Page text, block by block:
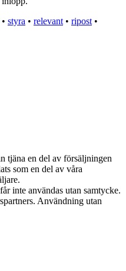
• styra • relevant • ripost •
tjäna en del av försäljningen
som en del av våra
inte användas utan samtycke.
Användning utan